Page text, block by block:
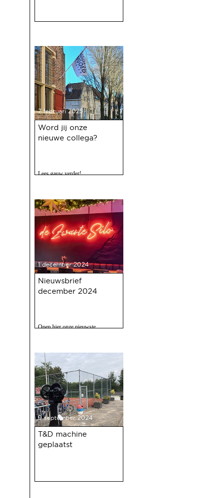
7 februari 2025
Word jij onze
nieuwe collega?
Lees gauw verder!
1 december 2024
Nieuwsbrief
december 2024
Open hier onze nieuwste
12 december a.s.
9 september 2024
T&D machine
geplaatst